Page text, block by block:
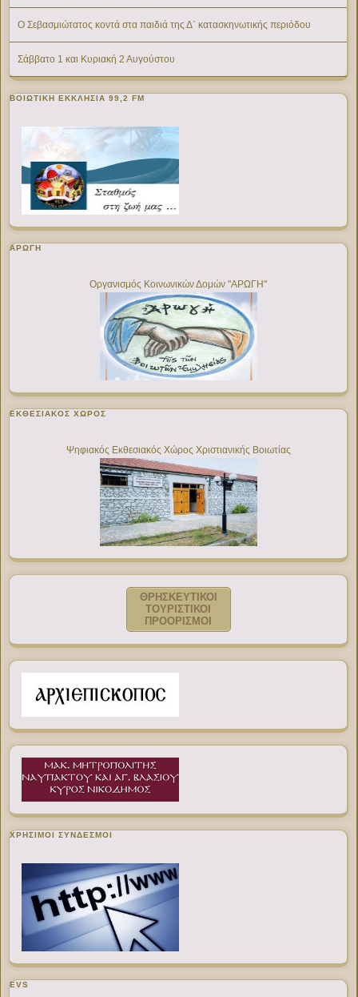
Ο Σεβασμιώτατος κοντά στα παιδιά της Δ΄ κατασκηνωτικής περιόδου
Σάββατο 1 και Κυριακή 2 Αυγούστου
ΒΟΙΩΤΙΚΉ ΕΚΚΛΗΣΊΑ 99,2 FM
ΑΡΩΓΗ
Οργανισμός Κοινωνικών Δομών "ΑΡΩΓΗ"
ΕΚΘΕΣΙΑΚΌΣ ΧΏΡΟΣ
Ψηφιακός Εκθεσιακός Χώρος Χριστιανικής Βοιωτίας
ΘΡΗΣΚΕΥΤΙΚΟΙ
ΤΟΥΡΙΣΤΙΚΟΙ
ΠΡΟΟΡΙΣΜΟΙ
ΧΡΉΣΙΜΟΙ ΣΎΝΔΕΣΜΟΙ
EVS